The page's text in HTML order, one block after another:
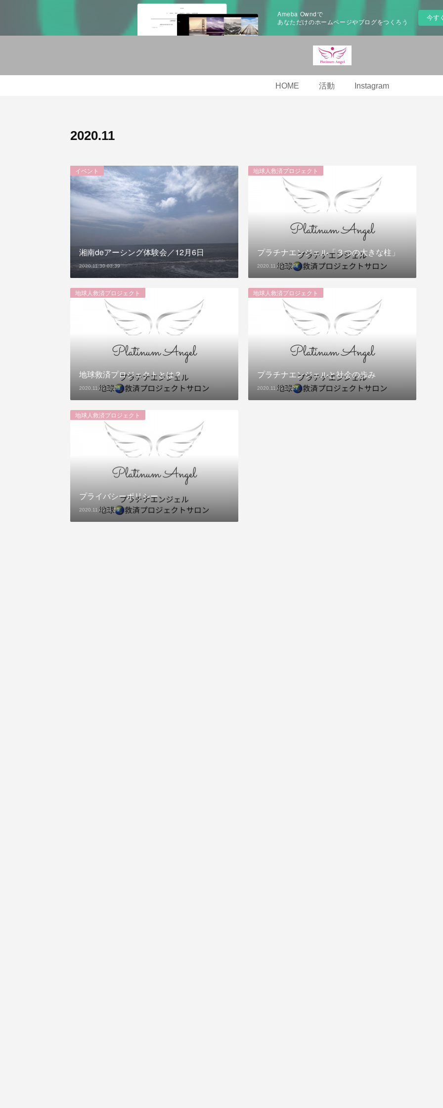
Ameba Owndで
あなただけのホームページやブログをつくろう
今す
HOME 活動 Instagram
2020.11
イベント
湘南deアーシング体験会／12月6日
2020.11.30 03:39
地球人救済プロジェクト
プラチナエンジェル「３つの大きな柱」
2020.11.09 13:44
地球人救済プロジェクト
地球救済プロジェクトとは？
2020.11.09 13:38
地球人救済プロジェクト
プラチナエンジェルと社会の歩み
2020.11.09 13:27
地球人救済プロジェクト
プライバシーポリシー
2020.11.09 11:59